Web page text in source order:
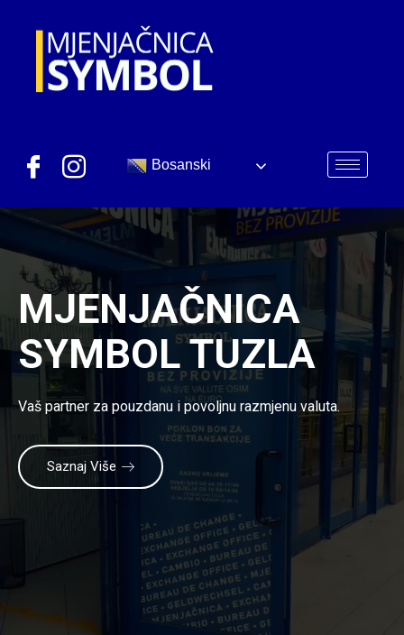
Bosanski
MJENJAČNICA
SYMBOL TUZLA
Vaš partner za pouzdanu i povoljnu razmjenu valuta.
Saznaj Više